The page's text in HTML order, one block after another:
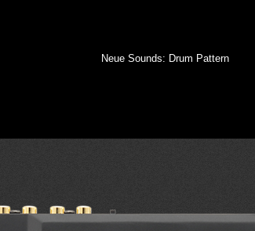
Neue Sounds: Drum Pattern